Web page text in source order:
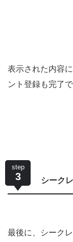
表示された内容
ント登録も完了で
step
3 シーク
最後に、シーク